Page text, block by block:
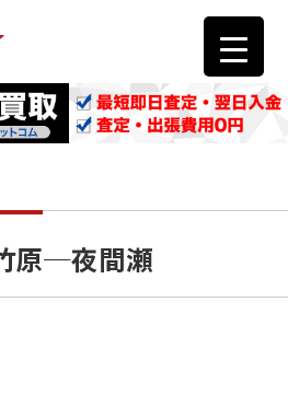
原─夜間瀬